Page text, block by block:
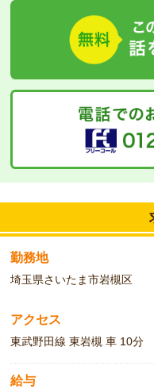
んご相談ください♪
勤務地
埼玉県さいたま市岩槻区
アクセス
東武野田線 東岩槻 車 10分
給与